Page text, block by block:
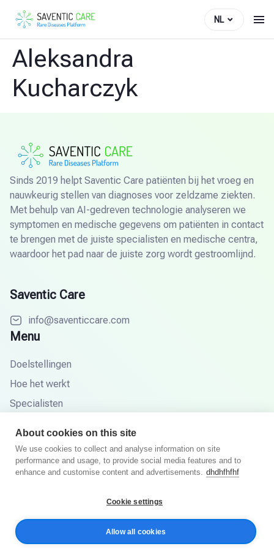
NL
Aleksandra
Kucharczyk
Sinds 2019 helpt Saventic Care patiënten bij het vroeg en
nauwkeurig stellen van diagnoses voor zeldzame ziekten.
Met behulp van AI-gedreven technologie analyseren we
symptomen en medische gegevens om patiënten in contact
te brengen met de juiste specialisten en medische centra,
waardoor het pad naar de juiste zorg wordt gestroomlijnd.
Saventic Care
info@saventiccare.com
Menu
Doelstellingen
Hoe het werkt
Specialisten
Kennisbasis
FAQ
Algemene voorwaarden
About cookies on this site
We use cookies to collect and analyse information on site
performance and usage, to provide social media features and to
enhance and customise content and advertisements. dhdhfhfhf
Cookie settings
Allow all cookies